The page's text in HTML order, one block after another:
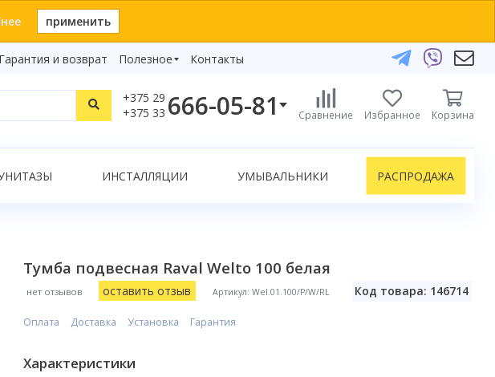
применить
Гарантия и возврат
Полезное
Видеообзоры
Бренды
Контакты
+375 29
+375 33 666-05-81
+375 29 666-05-81
+375 17 243-24-29
Telegram
Viber
Сравнение Избранное Корзина
ИНСТАЛЛЯЦИИ УМЫВАЛЬНИКИ РАСПРОДАЖА
Тумба подвесная Raval Welto 100 белая
нет отзывов оставить отзыв Артикул: Wel.01.100/P/W/RL Код товара: 146714
Оплата Доставка Установка Гарантия
Характеристики